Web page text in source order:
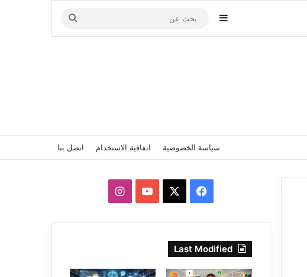
إضافة عمود جانبي
بحث
عن
سياسة الخصوصية اتفاقية الاستخدام اتصل بنا
فيسبوك ‫YouTubeانستقرام
Last Modified